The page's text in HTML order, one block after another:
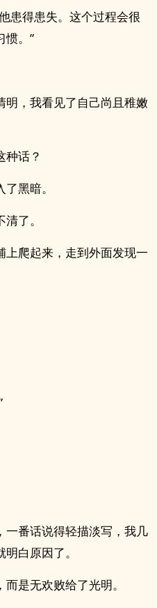
患得患失。这个过程会很
惯。”
明，我看见了自己尚且稚嫩
种话？
黑暗。
了。
上爬起来，走到外面发现一
一番话说得轻描淡写，我几
白原因了。
是无欢败给了光明。